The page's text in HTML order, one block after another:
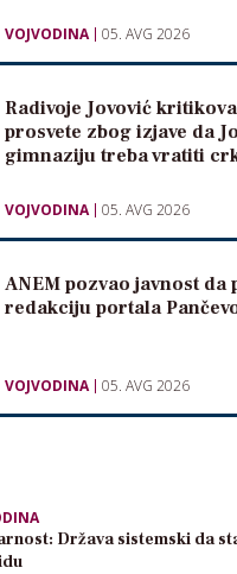
VOJVODINA 05. AVG 2026
Radivoje Jovović
prosvete zbog izjave da
gimnaziju treba vratiti
VOJVODINA 05. AVG 2026
ANEM pozvao javnost da
redakciju portala
VOJVODINA 05. AVG 2026
Država sistemski da